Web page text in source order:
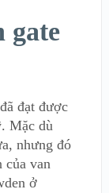
gate
đạt được
Mặc dù
nhưng đó
của van
ở